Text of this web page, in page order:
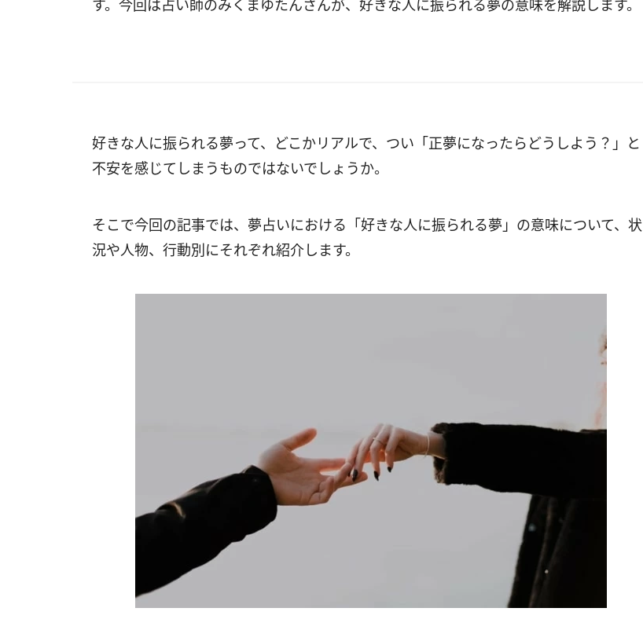
す。今回は占い師のみくまゆたんさんが、好きな人に振られる夢の意味を解説します。
好きな人に振られる夢って、どこかリアルで、つい「正夢になったらどうしよう？」と
不安を感じてしまうものではないでしょうか。
そこで今回の記事では、夢占いにおける「好きな人に振られる夢」の意味について、状
況や人物、行動別にそれぞれ紹介します。